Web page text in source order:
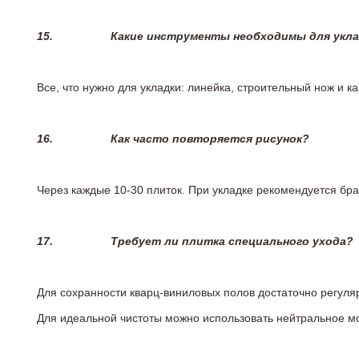
15. Какие инструменты необходимы для
Все, что нужно для укладки: линейка, строительный нож и
16. Как часто повторяется рисунок?
Через каждые 10-30 плиток. При укладке рекомендуется
17. Требует ли плитка специального ухода?
Для сохранности кварц-виниловых полов достаточно
Для идеальной чистоты можно использовать